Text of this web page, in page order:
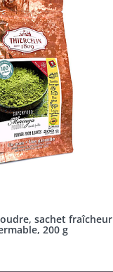
sachet fraîcheur
200 g